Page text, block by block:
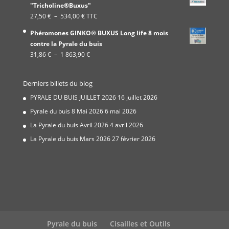
19,99 €
à
337,00 €
"Tricholine®Buxus"
27,50€ – 534,00€Plage
prix :
27,50 €
à
TTC
Phéromones GINKO® BUXUS Long life 8 mois
contre la Pyrale du buis
31,86€ – 1 863,90€Plage
31,86 €
à
1
Derniers billets du blog
PYRALE DU BUIS JUILLET 2026 16 juillet 2026
Pyrale du buis 8 Mai 20266 mai 2026
La Pyrale du buis Avril 20264 avril 2026
La Pyrale du buis Mars 202627 février 2026
Pyrale du buis Cisailles et Outils